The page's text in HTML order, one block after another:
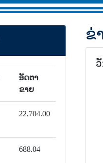
ອັດຕາ
ຂາຍ
22,704.00
688.04
ຂ່